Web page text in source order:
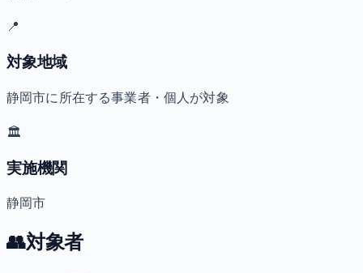
📍
対象地域
静岡市に所在する事業者・個人が対象
🏛️
実施機関
静岡市
👥対象者